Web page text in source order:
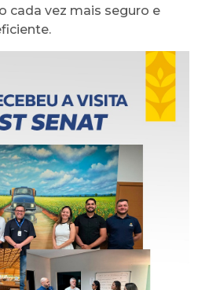
cada vez mais seguro e